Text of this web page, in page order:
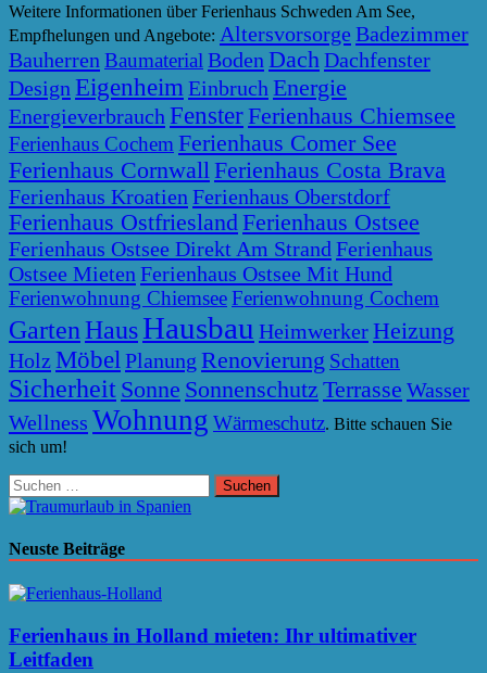
Weitere Informationen über Ferienhaus Schweden Am See,
Empfhelungen und Angebote: Altersvorsorge Badezimmer
Bauherren Baumaterial Boden DachDachfenster
Design Eigenheim Einbruch Energie
Energieverbrauch FensterFerienhaus Chiemsee
Ferienhaus Cochem Ferienhaus Comer See
Ferienhaus CornwallFerienhaus Costa Brava
Ferienhaus Kroatien Ferienhaus Oberstdorf
Ferienhaus OstfrieslandFerienhaus Ostsee
Ferienhaus Ostsee Direkt Am Strand Ferienhaus
Ostsee Mieten Ferienhaus Ostsee Mit Hund
Ferienwohnung ChiemseeFerienwohnung Cochem
GartenHausHausbau HeimwerkerHeizung
HolzMöbel Planung Renovierung Schatten
Sicherheit Sonne Sonnenschutz Terrasse Wasser
Wellness Wohnung Wärmeschutz. Bitte schauen Sie
sich um!
Suchen
nach:
Neuste Beiträge
Ferienhaus in Holland mieten: Ihr ultimativer
Leitfaden